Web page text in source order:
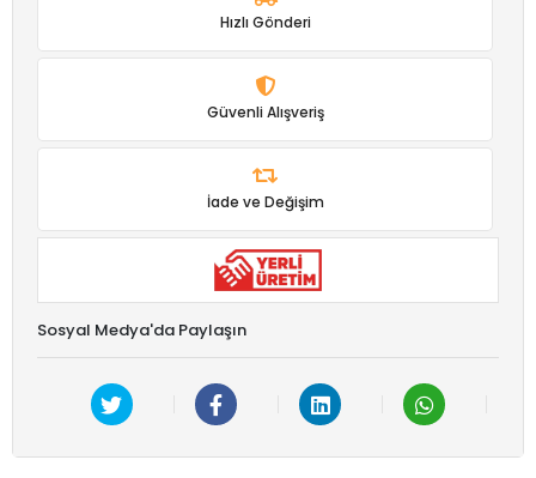
Hızlı Gönderi
Güvenli Alışveriş
İade ve Değişim
Sosyal Medya'da Paylaşın